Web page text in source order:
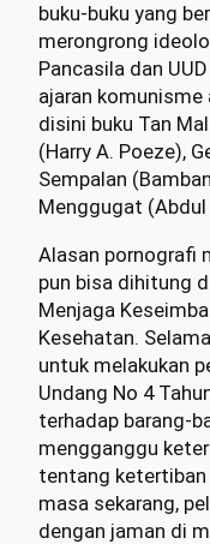
buku-buku yang
merongrong
Pancasila dan
ajaran komunisme
disini buku Tan
(Harry A. Poeze),
Sempalan
Menggugat (Abdul
Alasan pornografi
pun bisa dihitung
Menjaga
Kesehatan.
untuk melakukan
Undang No 4
terhadap barang-
mengganggu
tentang ketertiban
masa sekarang,
dengan jaman di